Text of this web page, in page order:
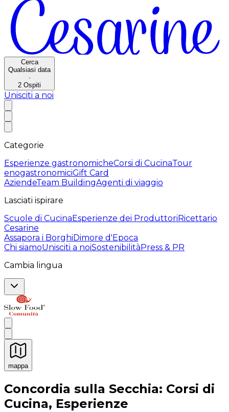
Cerca
Qualsiasi data
·
2 Ospiti
Unisciti a noi
Categorie
Esperienze gastronomicheCorsi di CucinaTour
enogastronomiciGift Card
AziendeTeam BuildingAgenti di viaggio
Lasciati ispirare
Scuole di CucinaEsperienze dei ProduttoriRicettario
Cesarine
Assapora i BorghiDimore d'Epoca
Chi siamoUnisciti a noiSostenibilitàPress & PR
Cambia lingua
mappa
Esperienze culinarie indimenticabili: Esperienze
Concordia sulla Secchia: Corsi di
Cucina, Esperienze